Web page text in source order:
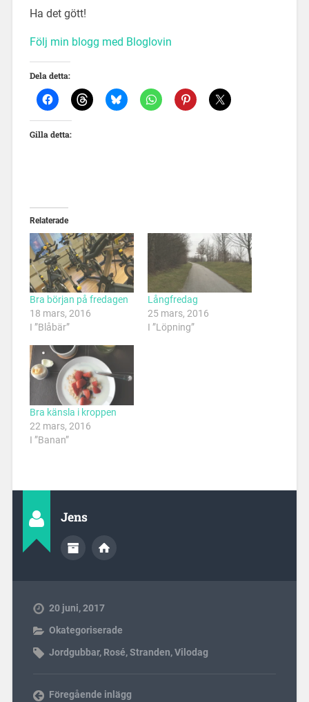
Ha det gött!
Följ min blogg med Bloglovin
Dela detta:
Gilla detta:
Relaterade
Bra början på fredagen
18 mars, 2016
I ”Blåbär”
Långfredag
25 mars, 2016
I ”Löpning”
Bra känsla i kroppen
22 mars, 2016
I ”Banan”
Jens
20 juni, 2017
Okategoriserade
Jordgubbar, Rosé,Stranden,Vilodag
Föregående inlägg